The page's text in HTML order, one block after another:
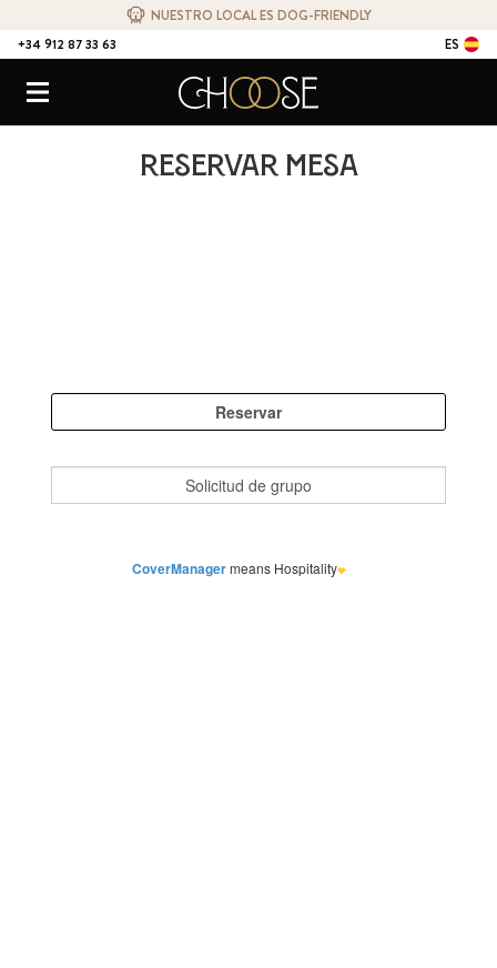
NUESTRO LOCAL ES DOG-FRIENDLY
+34 912 87 33 63
ES
Menú Choose Ristorante Naturale
Reservar mesa